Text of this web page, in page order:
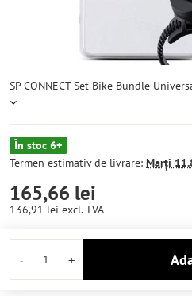
SP CONNECT Set Bike Bundle
În stoc 6+
Termen estimativ de livrare: Marți
165,66 lei
136,91 lei excl. TVA